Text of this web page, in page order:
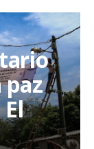
paz